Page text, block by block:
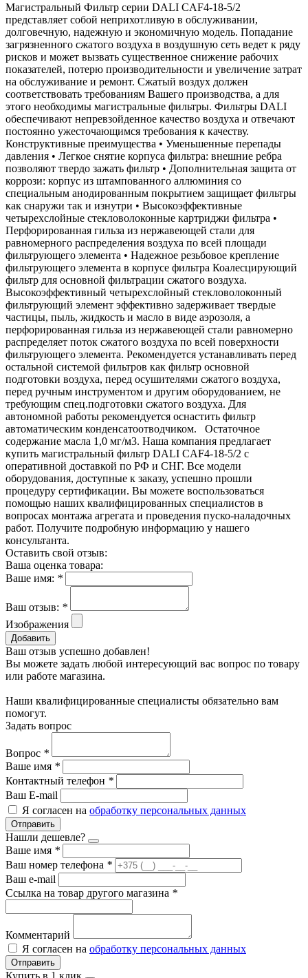
Магистральный Фильтр серии DALI CAF4-18-5/2
представляет собой неприхотливую в обслуживании,
долговечную, надежную и экономичную модель. Попадание
загрязненного сжатого воздуха в воздушную сеть ведет к ряду
рисков и может вызвать существенное снижение рабочих
показателей, потерю производительности и увеличение затрат
на обслуживание и ремонт. Сжатый воздух должен
соответствовать требованиям Вашего производства, а для
этого необходимы магистральные фильтры. Фильтры DALI
обеспечивают непревзойденное качество воздуха и отвечают
постоянно ужесточающимся требования к качеству.
Конструктивные преимущества • Уменьшенные перепады
давления • Легкое снятие корпуса фильтра: внешние ребра
позволяют твердо зажать фильтр • Дополнительная защита от
коррози: корпус из штампованного аллюминия со
специальным анодированным покрытием защищает фильтры
как снаружи так и изнутри • Высокоэффективные
четырехслойные стекловолоконные картриджи фильтра •
Перфорированная гильза из нержавеющей стали для
равномерного распределения воздуха по всей площади
фильтрующего элемента • Надежное резьбовое крепление
фильтрующего элемента в корпусе фильтра Коалесцирующий
фильтр для основной фильтрации сжатого воздуха.
Высокоэффективный четырехслойный стекловолоконный
фильтрующий элемент эффективно задерживает твердые
частицы, пыль, жидкость и масло в виде аэрозоля, а
перфорированная гильза из нержавеющей стали равномерно
распределяет поток сжатого воздуха по всей поверхности
фильтрующего элемента. Рекомендуется устанавливать перед
остальной системой фильтров как фильтр основной
подготовки воздуха, перед осушителями сжатого воздуха,
перед ручным инструментом и другим оборудованием, не
требующим спец.подготовки сжатого воздуха. Для
автономной работы рекомендуется оснастить фильтр
автоматическим конденсатоотводчиком. Остаточное
содержание масла 1,0 мг/м3. Наша компания предлагает
купить магистральный фильтр DALI CAF4-18-5/2 с
оперативной доставкой по РФ и СНГ. Все модели
оборудования, доступные к заказу, успешно прошли
процедуру сертификации. Вы можете воспользоваться
помощью наших квалифицированных специалистов в
вопросах монтажа агрегата и проведения пуско-наладочных
работ. Получите подробную информацию у нашего
консультанта.
Оставить свой отзыв:
Ваша оценка товара:
Ваше имя: *
Ваш отзыв: *
Изображения
Добавить
Ваш отзыв успешно добавлен!
Вы можете задать любой интересующий вас вопрос по товару
или работе магазина.
Наши квалифицированные специалисты обязательно вам
помогут.
Задать вопрос
Вопрос *
Ваше имя *
Контактный телефон *
Ваш E-mail
Я согласен на обработку персональных данных
Отправить
Нашли дешевле?
Ваше имя *
Ваш номер телефона *
Ваш e-mail
Ссылка на товар другого магазина *
Комментарий
Я согласен на обработку персональных данных
Отправить
Купить в 1 клик